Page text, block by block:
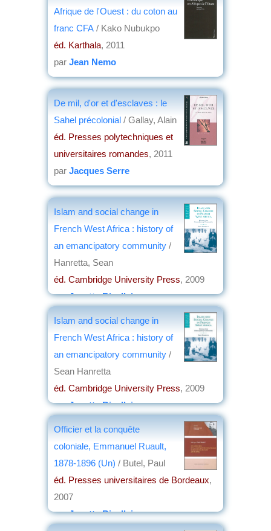
Afrique de l'Ouest : du coton au
franc CFA / Kako Nubukpo
éd. Karthala, 2011
par Jean Nemo
De mil, d'or et d'esclaves : le
Sahel précolonial / Gallay, Alain
éd. Presses polytechniques et
universitaires romandes, 2011
par Jacques Serre
Islam and social change in
French West Africa : history of
an emancipatory community /
Hanretta, Sean
éd. Cambridge University Press, 2009
parJosette Rivallain
Islam and social change in
French West Africa : history of
an emancipatory community /
Sean Hanretta
éd. Cambridge University Press, 2009
parJosette Rivallain
Officier et la conquête
coloniale, Emmanuel Ruault,
1878-1896 (Un) / Butel, Paul
éd. Presses universitaires de Bordeaux,
2007
parJosette Rivallain